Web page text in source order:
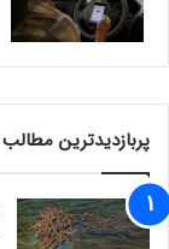
پربازدیدترین مطالب